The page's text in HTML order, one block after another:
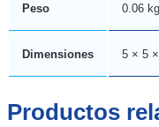
Peso 0.06 kg
Dimensiones 5 × 5
Productos